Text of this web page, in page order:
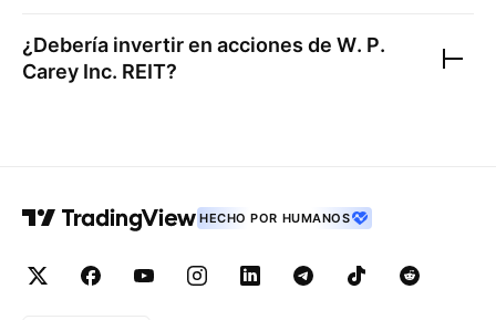
¿Debería invertir en acciones de W. P.
Carey Inc. REIT?
HECHO POR HUMANOS